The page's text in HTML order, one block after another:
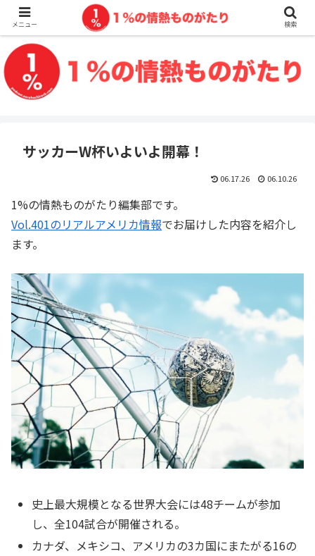
サッカーW杯いよいよ開幕！
06.17.26 06.10.26
1%の情熱ものがたり編集部です。
Vol.401のリアルアメリカ情報でお届けした内容を紹介し
ます。
史上最大規模となる世界大会には48チームが参加
し、全104試合が開催される。
カナダ、メキシコ、アメリカの3カ国にまたがる16の
メニュー 検索